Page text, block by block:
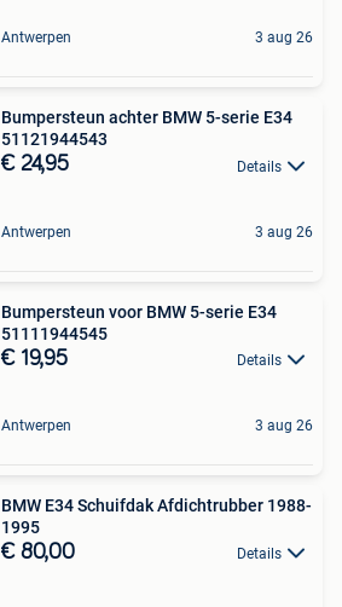
Antwerpen 3 aug 26
Bumpersteun achter BMW 5-serie E34
51121944543
€ 24,95 Details
Antwerpen 3 aug 26
Bumpersteun voor BMW 5-serie E34
51111944545
€ 19,95 Details
Antwerpen 3 aug 26
BMW E34 Schuifdak Afdichtrubber 1988-
1995
€ 80,00 Details